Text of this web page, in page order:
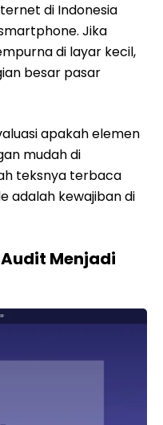
di Indonesia
Jika
di layar kecil,
besar pasar
apakah elemen
mudah di
teksnya terbaca
adalah kewajiban di
Menjadi